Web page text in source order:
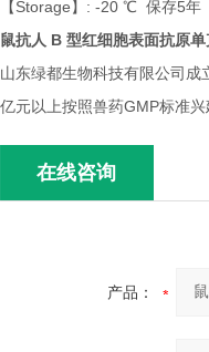
【Storage】: -20 ℃ 保存5年
鼠抗人 B 型红细胞表面抗原
山东绿都生物科技有限公司
亿元以上按照兽药GMP标准兴
在线咨询
产品：